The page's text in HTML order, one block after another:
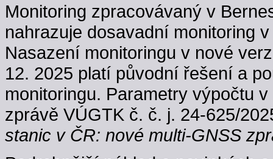
Monitoring zpracovávaný v
nahrazuje dosavadní monitoring
Nasazení monitoringu v nové
12. 2025 platí původní řešení a
monitoringu. Parametry výpočtu
zprávě VÚGTK č. č. j. 24-625/
stanic v ČR: nové multi-GNSS